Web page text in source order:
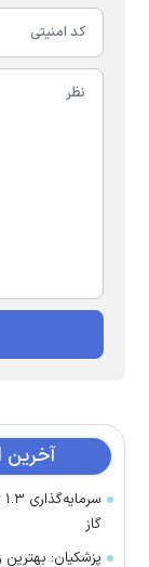
آخرین
گاز
پزشکیان: